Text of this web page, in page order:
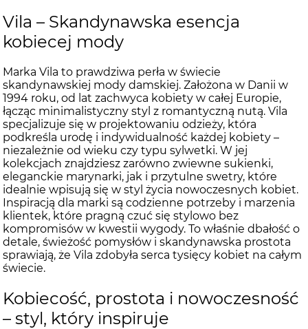
Vila – Skandynawska esencja
kobiecej mody
Marka Vila to prawdziwa perła w świecie
skandynawskiej mody damskiej. Założona w Danii w
1994 roku, od lat zachwyca kobiety w całej Europie,
łącząc minimalistyczny styl z romantyczną nutą. Vila
specjalizuje się w projektowaniu odzieży, która
podkreśla urodę i indywidualność każdej kobiety –
niezależnie od wieku czy typu sylwetki. W jej
kolekcjach znajdziesz zarówno zwiewne sukienki,
eleganckie marynarki, jak i przytulne swetry, które
idealnie wpisują się w styl życia nowoczesnych kobiet.
Inspiracją dla marki są codzienne potrzeby i marzenia
klientek, które pragną czuć się stylowo bez
kompromisów w kwestii wygody. To właśnie dbałość o
detale, świeżość pomysłów i skandynawska prostota
sprawiają, że Vila zdobyła serca tysięcy kobiet na całym
świecie.
Kobiecość, prostota i nowoczesność
– styl, który inspiruje